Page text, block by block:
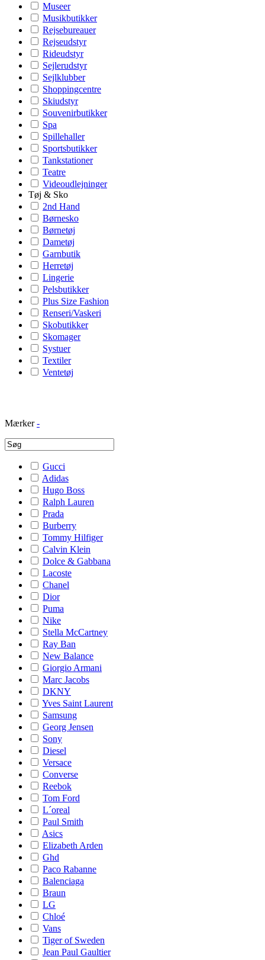
Museer
Musikbutikker
Rejsebureauer
Rejseudstyr
Rideudstyr
Sejlerudstyr
Sejlklubber
Shoppingcentre
Skiudstyr
Souvenirbutikker
Spa
Spillehaller
Sportsbutikker
Tankstationer
Teatre
Videoudlejninger
Tøj & Sko
2nd Hand
Børnesko
Børnetøj
Dametøj
Garnbutik
Herretøj
Lingerie
Pelsbutikker
Plus Size Fashion
Renseri/Vaskeri
Skobutikker
Skomager
Systuer
Textiler
Ventetøj
Mærker -
Gucci
Adidas
Hugo Boss
Ralph Lauren
Prada
Burberry
Tommy Hilfiger
Calvin Klein
Dolce & Gabbana
Lacoste
Chanel
Dior
Puma
Nike
Stella McCartney
Ray Ban
New Balance
Giorgio Armani
Marc Jacobs
DKNY
Yves Saint Laurent
Samsung
Georg Jensen
Sony
Diesel
Versace
Converse
Reebok
Tom Ford
L´oreal
Paul Smith
Asics
Elizabeth Arden
Ghd
Paco Rabanne
Balenciaga
Braun
LG
Chloé
Vans
Tiger of Sweden
Jean Paul Gaultier